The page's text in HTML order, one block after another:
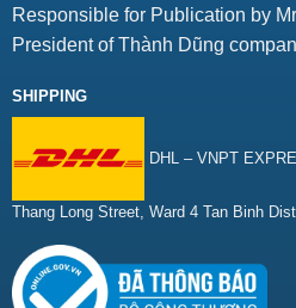
Responsible for Publication by
President of Thành Dũng
SHIPPING
DHL – VNPT
Thang Long Street, Ward 4 Tan Binh